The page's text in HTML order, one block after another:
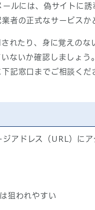
ルには、偽サイトに
者の正式なサービスか
れたり、身に覚えの
ないか確認しましょ
記窓口までご相談くだ
アドレス（URL）にア
狙われやすい